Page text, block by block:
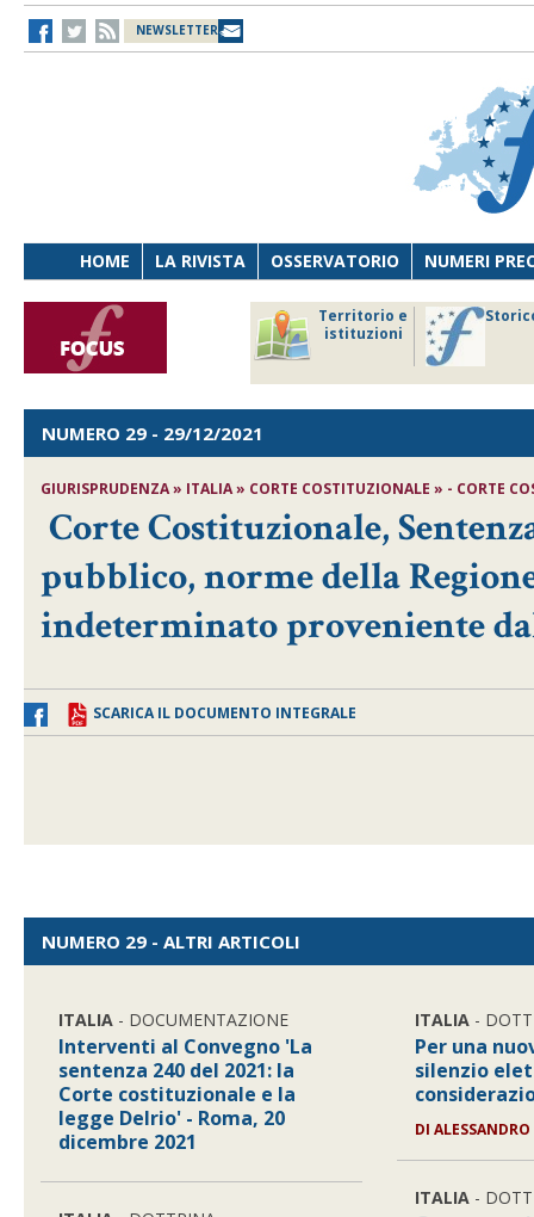
NEWSLETTER
HOME LA RIVISTA OSSERVATORIO NUMERI
Territorio e
istituzioni
NUMERO 29 - 29/12/2021
GIURISPRUDENZA » ITALIA » CORTE COSTITUZIONALE » - CORTE
Corte Costituzionale,
pubblico, norme della
indeterminato proveniente
SCARICA IL DOCUMENTO INTEGRALE
NUMERO 29 - ALTRI ARTICOLI
ITALIA - DOCUMENTAZIONE
Interventi al Convegno 'La
sentenza 240 del 2021: la
Corte costituzionale e la
legge Delrio' - Roma, 20
dicembre 2021
ITALIA -
Per una
silenzio
DI
ITALIA -